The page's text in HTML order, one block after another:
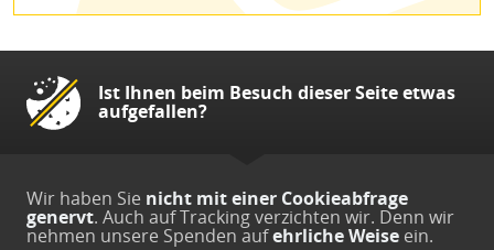
Ist Ihnen beim Besuch dieser Seite etwas
aufgefallen?
Wir haben Sie nicht mit einer Cookieabfrage
genervt. Auch auf Tracking verzichten wir. Denn wir
nehmen unsere Spenden aufehrliche Weise ein.